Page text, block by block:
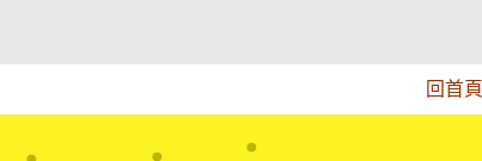
內
回首頁